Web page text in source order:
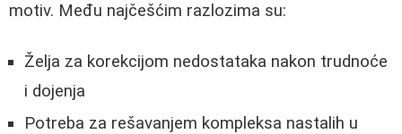
motiv. Među najčešćim razlozima su:
Želja za korekcijom nedostataka nakon trudnoće
i dojenja
Potreba za rešavanjem kompleksa nastalih u